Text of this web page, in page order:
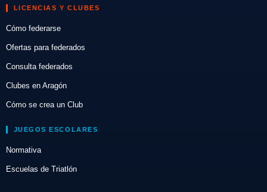
LICENCIAS Y CLUBES
Cómo federarse
Ofertas para federados
Consulta federados
Clubes en Aragón
Cómo se crea un Club
JUEGOS ESCOLARES
Normativa
Escuelas de Triatlón